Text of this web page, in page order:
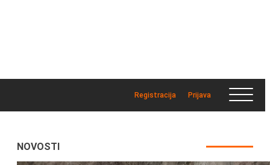
Registracija Prijava
NOVOSTI